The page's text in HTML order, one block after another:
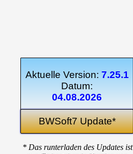
Aktuelle Version: 7.25.1
Datum:
04.08.2026
BWSoft7 Update*
* Das runterladen des Updates ist